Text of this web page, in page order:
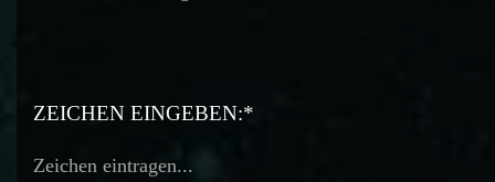
ZEICHEN EINGEBEN:*